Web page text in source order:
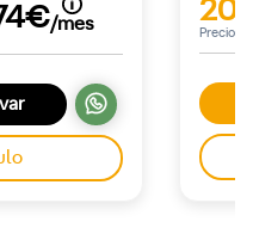
/mes Precio